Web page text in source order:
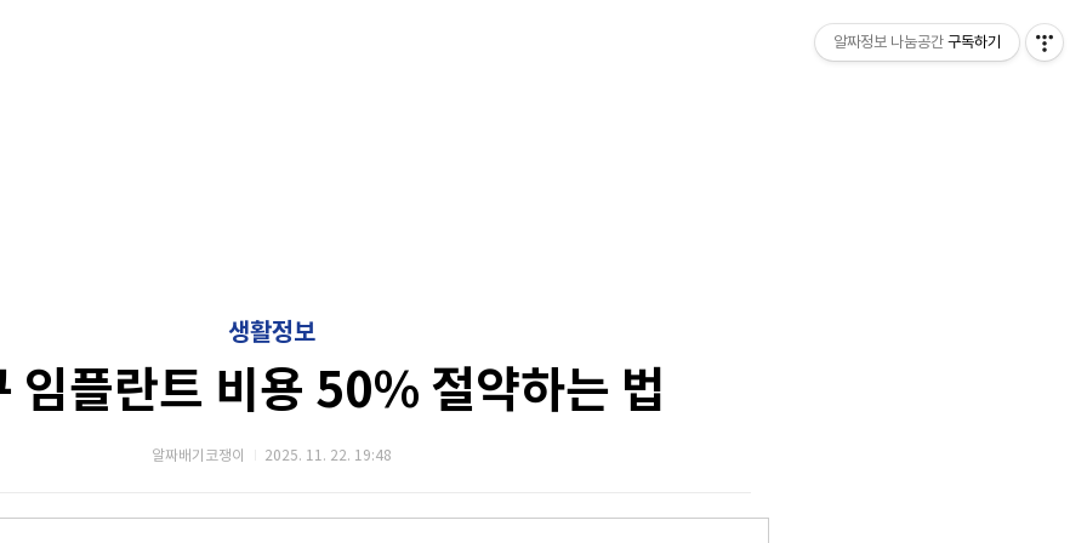
생활정보
임플란트 비용 50% 절약하는 법
알짜배기코쟁이 2025. 11. 22. 19:48
알짜정보 나눔공간 구독하기